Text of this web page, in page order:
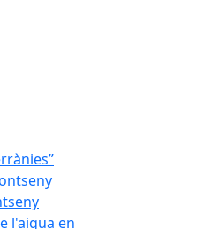
l'aigua en